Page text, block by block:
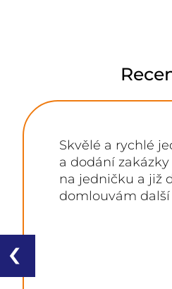
Skvělé a rychlé
a dodání
na jedničku a již
domlouvám
‹